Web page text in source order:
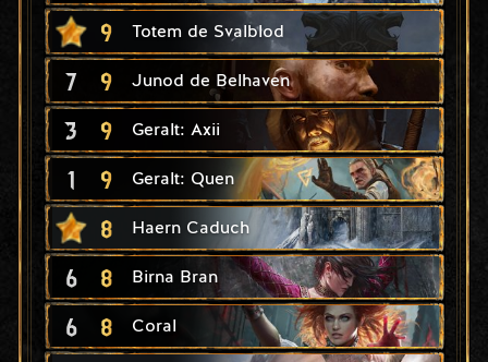
9 Totem de Svalblod
7 9 Junod de Belhaven
3 9 Geralt: Axii
1 9 Geralt: Quen
8 Haern Caduch
6 8 Birna Bran
6 8 Coral